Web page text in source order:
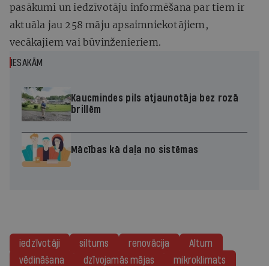
pasākumi un iedzīvotāju informēšana par tiem ir
aktuāla jau 258 māju apsaimniekotājiem,
vecākajiem vai būvinženieriem.
IESAKĀM
Kaucmindes pils atjaunotāja bez rozā
brillēm
Mācības kā daļa no sistēmas
iedzīvotāji siltums renovācija
Altum
vēdināšana
dzīvojamās mājas mikroklimats